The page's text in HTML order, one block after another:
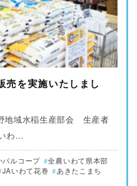
売を実施いたしまし
地域水稲生産部会 生産者
わ…
パルコープ
全農いわて県本部
JAいわて花巻
あきたこまち